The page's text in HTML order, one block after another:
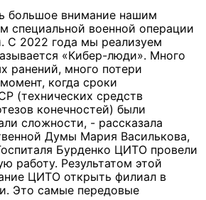
большое внимание нашим
специальной военной операции
С 2022 года мы реализуем
«Кибер-люди». Много
ранений, много потери
когда сроки
(технических средств
конечностей) были
сложности, - рассказала
Думы Мария Василькова,
Бурденко ЦИТО провели
работу. Результатом этой
ЦИТО открыть филиал в
Это самые передовые